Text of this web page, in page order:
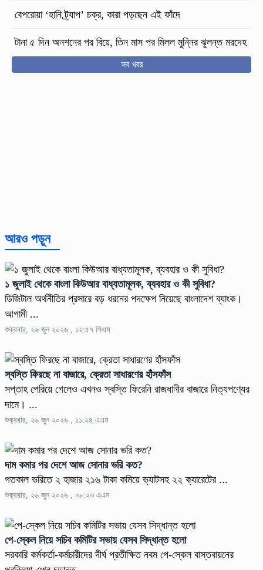
বেপরোয়া ‘হানি ট্র্যাপ’ চক্র, কারা পড়ছেন এই ফাঁদে
টানা ৫ দিন অনশনের পর বিয়ে, তিন মাস পর মিলল মুন্নির ঝুলন্ত মরদেহ
সব খবর
আরও পড়ুন
১ জুলাই থেকে বাংলা কিউআর বাধ্যতামূলক, ব্যবহার ও কী সুবিধা?
ডিজিটাল অর্থনীতির প্রসারে বড় ধরনের পদক্ষেপ নিয়েছে বাংলাদেশ ব্যাংক।
আগামী ...
শুক্রবার, ২৬ জুন ২০২৬ , ১২:৫৭ পিএম
স্বস্তি ফিরছে না বাজারে, ক্রেতা সাধারণের হাঁসফাঁস
সপ্তাহ পেরিয়ে গেলেও এখনও স্বস্তি ফিরেনি রাজধানীর বাজারে নিত্যপণ্যের
দামে। ...
শুক্রবার, ২৬ জুন ২০২৬ , ১১:২৪ এএম
দাম কমার পর দেশে আজ সোনার ভরি কত?
গতকাল ভরিতে ২ হাজার ২১৬ টাকা কমিয়ে ভ্যাটসহ ২২ ক্যারেটের ...
শুক্রবার, ২৬ জুন ২০২৬ , ০৮:২৩ এএম
পে-স্কেল নিয়ে সচিব কমিটির সভায় যেসব সিদ্ধান্ত হলো
সরকারি কর্মকর্তা-কর্মচারীদের দীর্ঘ প্রতীক্ষিত নবম পে-স্কেল বাস্তবায়নের